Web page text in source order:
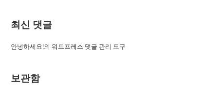
최신 댓글
안녕하세요!의워드프레스 댓글 관리 도구
보관함